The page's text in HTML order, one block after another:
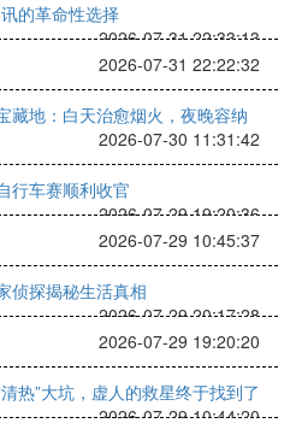
的革命性选择
2026-07-31 22:33:13
2026-07-31 22:22:32
藏地：白天治愈烟火，夜晚容纳
2026-07-30 11:31:42
行车赛顺利收官
2026-07-29 19:20:36
2026-07-29 10:45:37
侦探揭秘生活真相
2026-07-29 20:17:28
2026-07-29 19:20:20
热”大坑，虚人的救星终于找到了
2026-07-29 10:44:20